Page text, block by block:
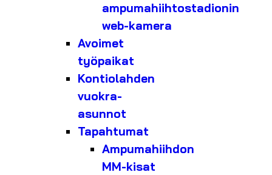
ampumahiihtostadionin
web-kamera
Avoimet
työpaikat
Kontiolahden
vuokra-
asunnot
Tapahtumat
Ampumahiihdon
MM-kisat